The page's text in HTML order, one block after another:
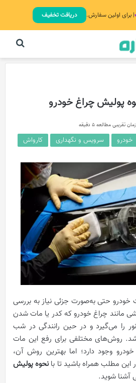
| برای اولین سفارش. دریافت تخفیف
پولیش چراغ خودرو
زمان تقریبی مطالعه 5 دقیقه
خودرو سرویس و نگهداری کارواش
حتی به‌صورت جزئی نیاز به بررسی
مانند چراغ خودرو که کدر یا مات شدن
را می‌گیرد و در حین رانندگی در شب
روش‌های مختلفی برای رفع این مات
وجود دارد؛ اما بهترین روش آن،
مطلب همراه باشید تا بانحوه پولیش
آشنا شوید.